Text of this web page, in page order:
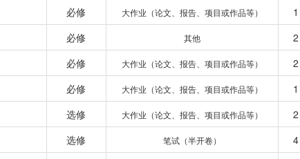
必修 大作业（论文、报告、项目或作品等） 1
必修 其他 2
必修 大作业（论文、报告、项目或作品等） 2
必修 大作业（论文、报告、项目或作品等） 1
选修 大作业（论文、报告、项目或作品等） 2
选修 笔试（半开卷） 4